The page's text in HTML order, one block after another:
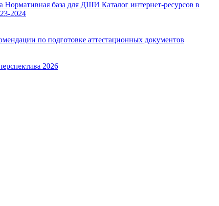
Нормативная база для ДШИ Каталог интернет-ресурсов в
2024
по подготовке аттестационных документов
2026